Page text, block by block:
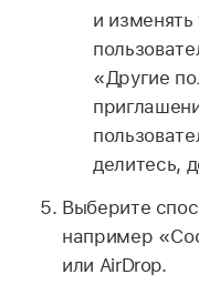
и
«Другие
делитесь,
Выберите
например
или AirDrop.